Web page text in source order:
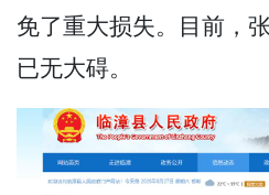
免了重大损失。目前，
已无大碍。